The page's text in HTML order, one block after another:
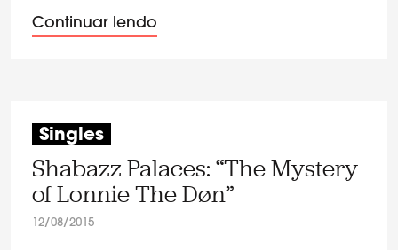
Continuar lendo
Singles
Shabazz Palaces: “The Mystery
of Lonnie The Døn”
12/08/2015